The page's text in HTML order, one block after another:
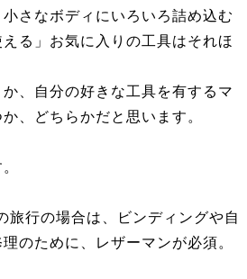
さなボディにいろいろ詰め込む
る」お気に入りの工具はそれほ
、自分の好きな工具を有するマ
、どちらかだと思います。
旅行の場合は、ビンディングや自
のために、レザーマンが必須。